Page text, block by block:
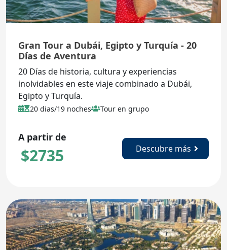
Gran Tour a Dubái, Egipto y Turquía - 20
Días de Aventura
20 Días de historia, cultura y experiencias
inolvidables en este viaje combinado a Dubái,
Egipto y Turquía.
20 dias/19 noches Tour en grupo
A partir de
$2735 Descubre más